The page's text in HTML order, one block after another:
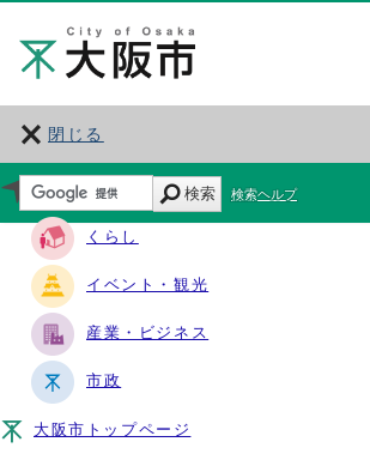
閉じる
サイト・ナビ
くらし
イベント・観光
産業・ビジネス
市政
大阪市トップページ
検索 検索ヘルプ